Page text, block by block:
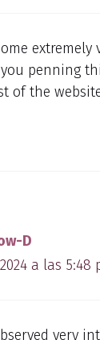
penning
of the
D
a las 5:48
very